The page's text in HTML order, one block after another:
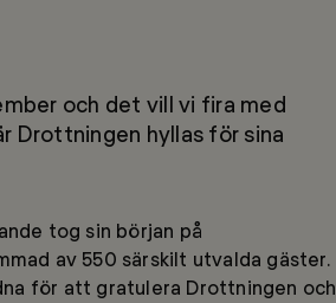
och det vill vi fira med
Drottningen hyllas för sina
tog sin början på
av 550 särskilt utvalda gäster.
för att gratulera Drottningen och